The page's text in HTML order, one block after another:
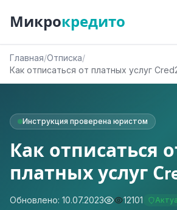
Микрокредито
Главная/Отписка/
Как отписаться от платных услуг
Инструкция проверена юристом
Как отписаться
платных услуг
Обновлено: 10.07.2023 12101